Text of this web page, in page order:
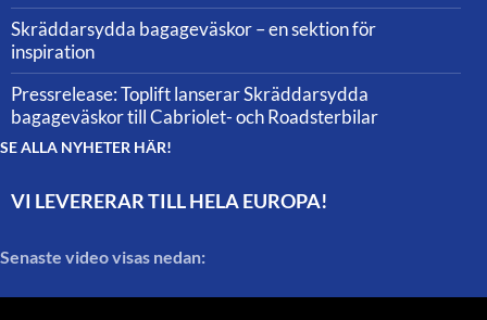
Skräddarsydda bagageväskor – en sektion för
inspiration
Pressrelease: Toplift lanserar Skräddarsydda
bagageväskor till Cabriolet- och Roadsterbilar
SE ALLA NYHETER HÄR!
VI LEVERERAR TILL HELA EUROPA!
Senaste video visas nedan: